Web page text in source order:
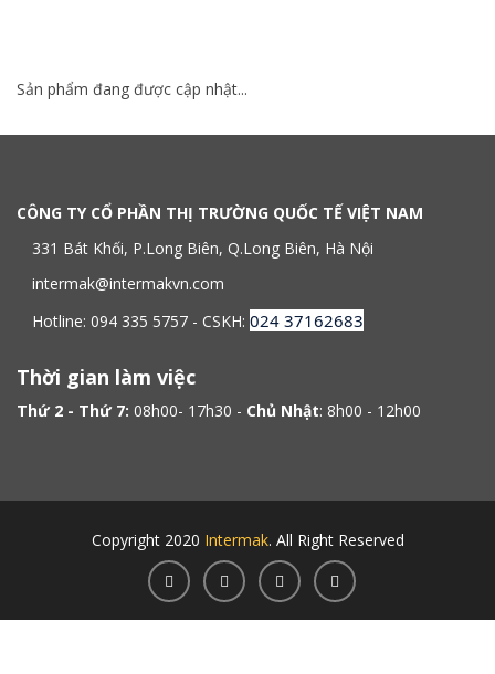
Sản phẩm đang được cập nhật...
CÔNG TY CỔ PHẦN THỊ TRƯỜNG QUỐC TẾ VIỆT NAM
331 Bát Khối, P.Long Biên, Q.Long Biên, Hà Nội
intermak@intermakvn.com
Hotline: 094 335 5757 - CSKH: 024 37162683
Thời gian làm việc
Thứ 2 - Thứ 7: 08h00- 17h30 - Chủ Nhật: 8h00 - 12h00
Copyright 2020 Intermak. All Right Reserved